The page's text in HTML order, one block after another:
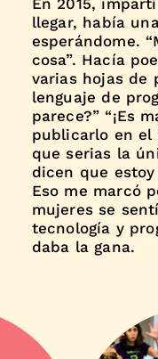
En 2015,
llegar, había
esperándome.
cosa”. Hacía
varias hojas de
lenguaje de
parece?” “¡Es
publicarlo en el
que serias la
dicen que
Eso me marcó
mujeres se
tecnología y
daba la gana.